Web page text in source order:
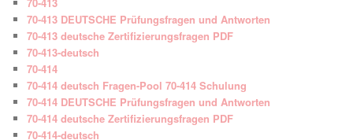
70-413 DEUTSCHE Prüfungsfragen und Antworten
70-413 deutsche Zertifizierungsfragen PDF
70-413-deutsch
70-414
70-414 deutsch Fragen-Pool 70-414 Schulung
70-414 DEUTSCHE Prüfungsfragen und Antworten
70-414 deutsche Zertifizierungsfragen PDF
70-414-deutsch